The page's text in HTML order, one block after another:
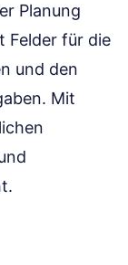
Planung
Felder für die
und den
Mit